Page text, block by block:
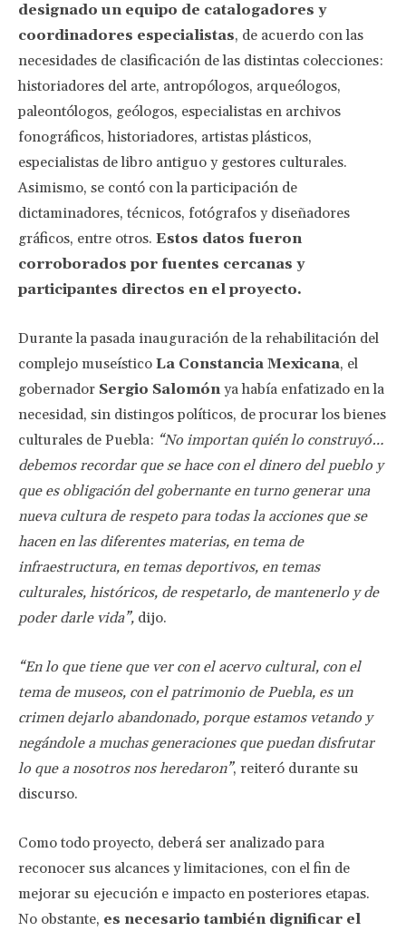
designado un equipo de catalogadores y
coordinadores especialistas, de acuerdo con las
necesidades de clasificación de las distintas colecciones:
historiadores del arte, antropólogos, arqueólogos,
paleontólogos, geólogos, especialistas en archivos
fonográficos, historiadores, artistas plásticos,
especialistas de libro antiguo y gestores culturales.
Asimismo, se contó con la participación de
dictaminadores, técnicos, fotógrafos y diseñadores
gráficos, entre otros. Estos datos fueron
corroborados por fuentes cercanas y
participantes directos en el proyecto.
Durante la pasada inauguración de la rehabilitación del
complejo museístico La Constancia Mexicana, el
gobernador Sergio Salomón ya había enfatizado en la
necesidad, sin distingos políticos, de procurar los bienes
culturales de Puebla: “No importan quién lo construyó…
debemos recordar que se hace con el dinero del pueblo y
que es obligación del gobernante en turno generar una
nueva cultura de respeto para todas la acciones que se
hacen en las diferentes materias, en tema de
infraestructura, en temas deportivos, en temas
culturales, históricos, de respetarlo, de mantenerlo y de
poder darle vida”, dijo.
“En lo que tiene que ver con el acervo cultural, con el
tema de museos, con el patrimonio de Puebla, es un
crimen dejarlo abandonado, porque estamos vetando y
negándole a muchas generaciones que puedan disfrutar
lo que a nosotros nos heredaron”, reiteró durante su
discurso.
Como todo proyecto, deberá ser analizado para
reconocer sus alcances y limitaciones, con el fin de
mejorar su ejecución e impacto en posteriores etapas.
No obstante, es necesario también dignificar el